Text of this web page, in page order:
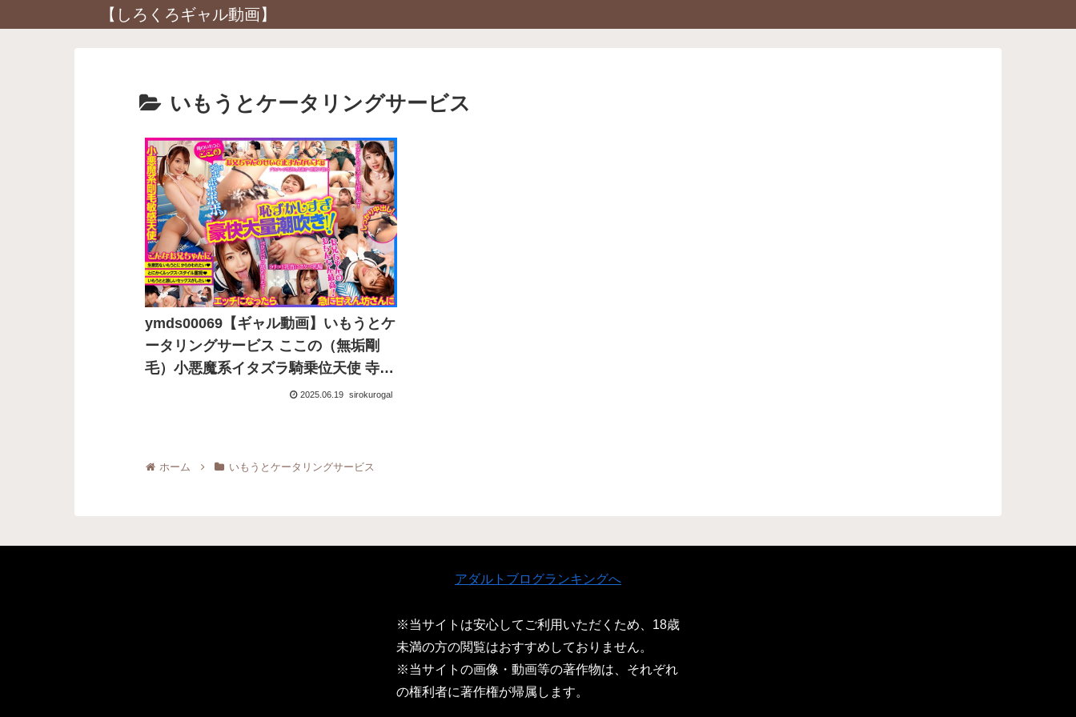
【しろくろギャル動画】
いもうとケータリングサービス
ymds00069【ギャル動画】いもうとケ
ータリングサービス ここの（無垢剛
毛）小悪魔系イタズラ騎乗位天使 寺田
2025.06.19 sirokurogal
ホーム いもうとケータリングサービス
アダルトブログランキングへ
※当サイトは安心してご利用いただくため、18歳
未満の方の閲覧はおすすめしておりません。
※当サイトの画像・動画等の著作物は、それぞれ
の権利者に著作権が帰属します。